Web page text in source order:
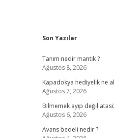
Sidebar
Son Yazılar
Tanım nedir mantık ?
Ağustos 8, 2026
Kapadokya hediyelik ne
Ağustos 7, 2026
Bilmemek ayıp değil
Ağustos 6, 2026
Avans bedeli nedir ?